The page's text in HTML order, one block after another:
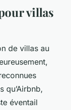
villas
de villas au
qu’Airbnb,
éventail